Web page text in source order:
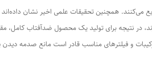
همچنین تحقیقات علمی اخیر نشان داده‌اند
نتیجه برای تولید یک محصول ضدآفتاب کامل،
و فیلترهای مناسب قادر است مانع صدمه